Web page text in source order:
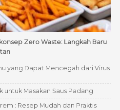
Zero Waste: Langkah Baru
yang Dapat Mencegah dari Virus
untuk Masakan Saus Padang
: Resep Mudah dan Praktis